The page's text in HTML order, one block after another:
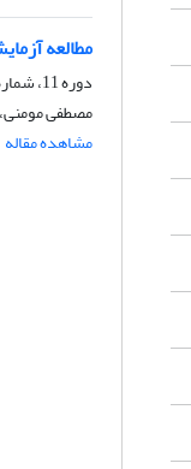
مطالعه
دوره 11، شماره 3، پاییز 1397، صفحه
مصطفی
مشاهده مقاله